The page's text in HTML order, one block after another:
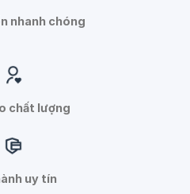
nhanh chóng
chất lượng
uy tín